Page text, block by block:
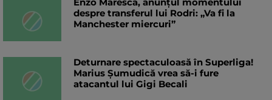
despre transferul lui Rodri: „Va fi la
Manchester miercuri”
Deturnare spectaculoasă în Superliga!
Marius Șumudică vrea să-i fure
atacantul lui Gigi Becali